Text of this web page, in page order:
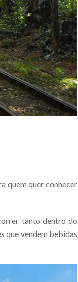
quem quer conhecer
tanto dentro do
que vendem bebidas